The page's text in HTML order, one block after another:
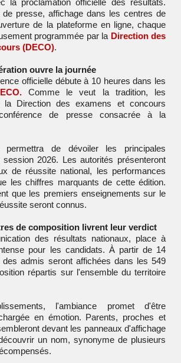
de presse, affichage dans les centres de
de la plateforme en ligne, chaque
programmée par la Direction des
(DECO).
ouvre la journée
officielle débute à 10 heures dans les
Comme le veut la tradition, les
la Direction des examens et concours
de presse consacrée à la
permettra de dévoiler les principales
2026. Les autorités présenteront
de réussite national, les performances
les chiffres marquants de cette édition.
que les premiers enseignements sur le
seront connus.
de composition livrent leur verdict
des résultats nationaux, place à
pour les candidats. À partir de 14
admis seront affichées dans les 549
répartis sur l'ensemble du territoire
l'ambiance promet d'être
en émotion. Parents, proches et
devant les panneaux d'affichage
un nom, synonyme de plusieurs